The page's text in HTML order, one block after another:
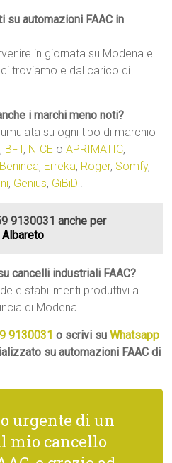
su automazioni FAAC in
in giornata su Modena e
troviamo e dal carico di
i marchi meno noti?
su ogni tipo di marchio
, BFT, NICE oAPRIMATIC,
Beninca, Erreka, Roger, Somfy,
, Genius, GiBiDi.
9130031 anche per
cancelli industriali FAAC?
e stabilimenti produttivi a
di Modena.
9130031 o scrivi suWhatsapp
su automazioni FAAC di
urgente di un
mio cancello